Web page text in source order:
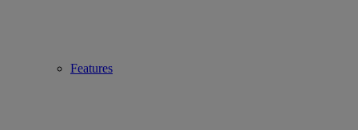
Features